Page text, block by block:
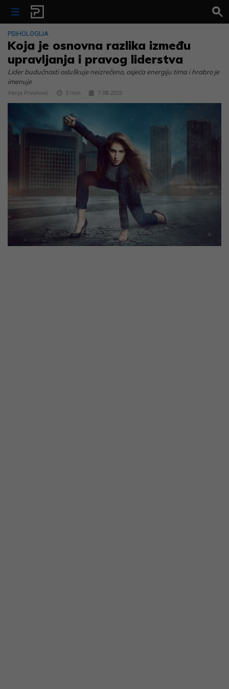
Skip to content
PSIHOLOGIJA
Koja je osnovna razlika između
upravljanja i pravog liderstva
Lider budućnosti osluškuje neizrečeno, osjeća energiju tima i hrabro je
imenuje
Vanja Prvulović 2 min 7.08.2025.